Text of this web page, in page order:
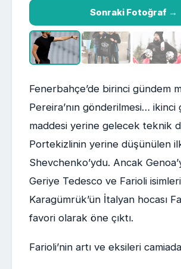
Sonraki Fotoğraf →
Fenerbahçe’de birinci gündem
Pereira’nın gönderilmesi… ikinci
maddesi yerine gelecek teknik
Portekizlinin yerine düşünülen
Shevchenko’ydu. Ancak
Geriye Tedesco ve Farioli isimleri
Karagümrük’ün İtalyan hocası
favori olarak öne çıktı.
Farioli’nin artı ve eksileri